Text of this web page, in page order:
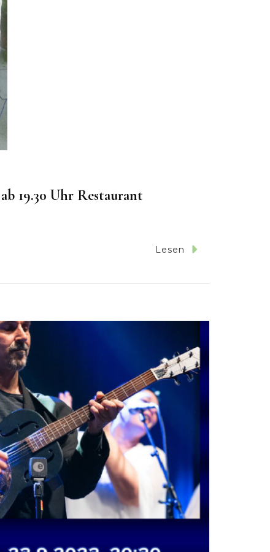
19.30 Uhr Restaurant
Lesen